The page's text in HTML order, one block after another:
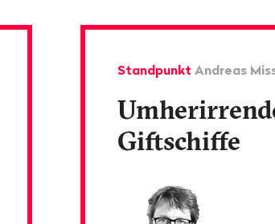
Standpunkt Andreas
Giftschiffe